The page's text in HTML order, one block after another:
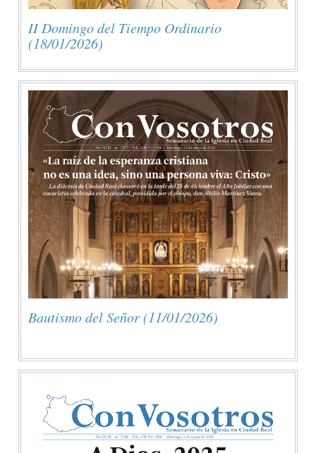
II Domingo del Tiempo Ordinario
(18/01/2026)
Bautismo del Señor (11/01/2026)